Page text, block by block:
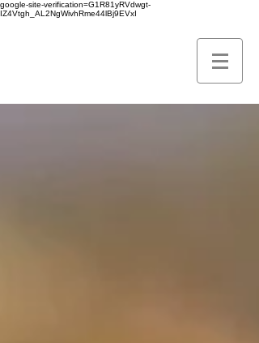
google-site-verification=G1R81yRVdwgt-
IZ4Vtgh_AL2NgWivhRme44lBj9EVxI